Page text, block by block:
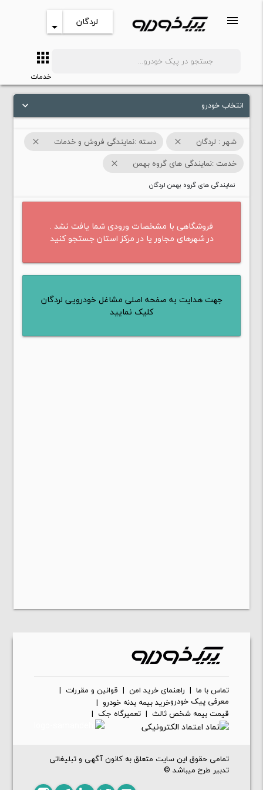
menu لردگان arrow_drop_down
apps
خدمات
keyboard_arrow_down انتخاب خودرو
شهر : لردگان close دسته :نمایندگی فروش و خدمات close
خدمت :نمایندگی های گروه بهمن close
نمایندگی های گروه بهمن لردگان
فروشگاهی با مشخصات ورودی شما یافت نشد .
در شهرهای مجاور یا در مرکز استان جستجو کنید
جهت هدایت به صفحه اصلی مشاغل خودرویی لردگان
کلیک نمایید
تماس با ما| راهنمای خرید امن| قوانین و مقررات|
معرفی پیک خودروخرید بیمه بدنه خودرو|
قیمت بیمه شخص ثالث| تعمیرگاه جک |
تمامی حقوق این سایت متعلق به کانون آگهی و تبلیغاتی
تدبیر طرح میباشد ©